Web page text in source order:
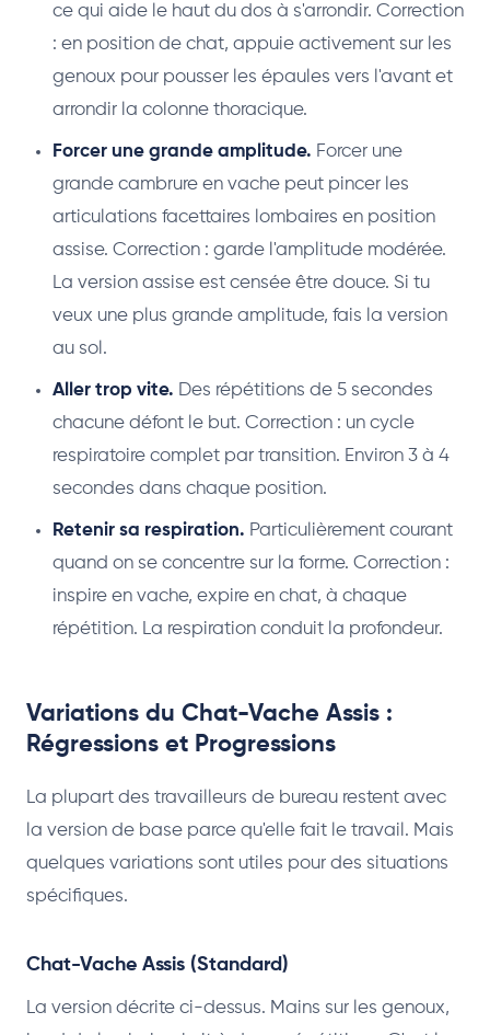
ce qui aide le haut du dos à s'arrondir. Correction
: en position de chat, appuie activement sur les
genoux pour pousser les épaules vers l'avant et
arrondir la colonne thoracique.
Forcer une grande amplitude. Forcer une
grande cambrure en vache peut pincer les
articulations facettaires lombaires en position
assise. Correction : garde l'amplitude modérée.
La version assise est censée être douce. Si tu
veux une plus grande amplitude, fais la version
au sol.
Aller trop vite. Des répétitions de 5 secondes
chacune défont le but. Correction : un cycle
respiratoire complet par transition. Environ 3 à 4
secondes dans chaque position.
Retenir sa respiration. Particulièrement courant
quand on se concentre sur la forme. Correction :
inspire en vache, expire en chat, à chaque
répétition. La respiration conduit la profondeur.
Variations du Chat-Vache Assis :
Régressions et Progressions
La plupart des travailleurs de bureau restent avec
la version de base parce qu'elle fait le travail. Mais
quelques variations sont utiles pour des situations
spécifiques.
Chat-Vache Assis (Standard)
La version décrite ci-dessus. Mains sur les genoux,